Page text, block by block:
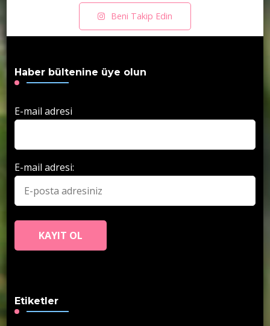
Beni Takip Edin
Haber bültenine üye olun
E-mail adresi
E-mail adresi:
Etiketler